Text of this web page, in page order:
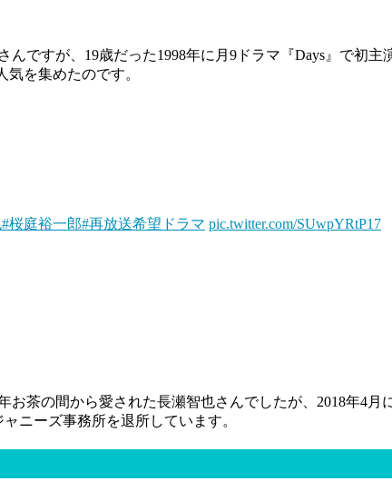
ですが、19歳だった1998年に月9ドラマ『Days』で初
を集めたのです。
#桜庭裕一郎#再放送希望ドラマ pic.twitter.com/SUwpYRtP17
茶の間から愛された長瀬智也さんでしたが、2018年4
ニーズ事務所を退所しています。